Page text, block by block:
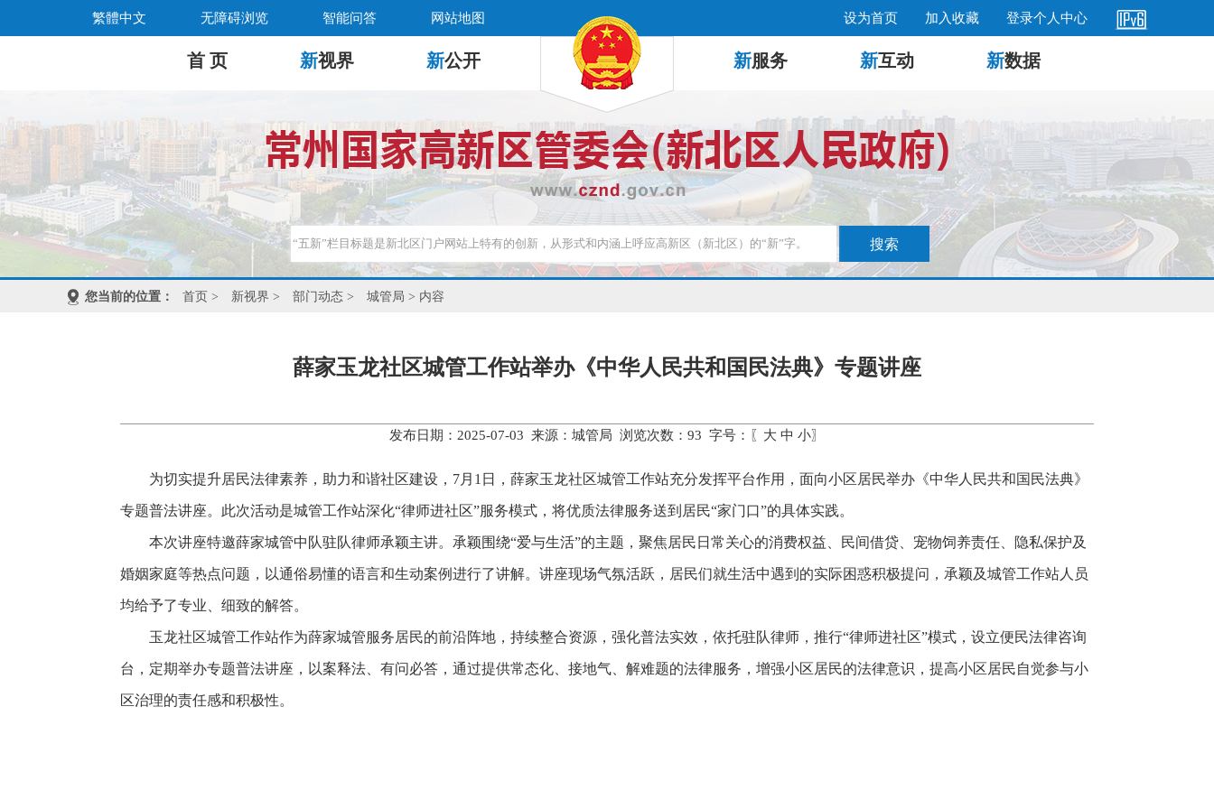
繁體中文 无障碍浏览 智能问答 网站地图 设为首页 加入收藏 登录个人中心
首 页 新视界 新公开 新服务 新互动 新数据
您当前的位置： 首页 > 新视界 > 部门动态 > 城管局 > 内容
薛家玉龙社区城管工作站举办《中华人民共和国民法典》专题讲座
发布日期：2025-07-03 来源：城管局 浏览次数： 93 字号：〖 大 中 小〗
为切实提升居民法律素养，助力和谐社区建设，7月1日，薛家玉龙社区城管工作站充分发挥平台作用，面向小区居民举办《中华人民共和国民法典》
专题普法讲座。此次活动是城管工作站深化“律师进社区”服务模式，将优质法律服务送到居民“家门口”的具体实践。
本次讲座特邀薛家城管中队驻队律师承颖主讲。承颖围绕“爱与生活”的主题，聚焦居民日常关心的消费权益、民间借贷、宠物饲养责任、隐私保护及
婚姻家庭等热点问题，以通俗易懂的语言和生动案例进行了讲解。讲座现场气氛活跃，居民们就生活中遇到的实际困惑积极提问，承颖及城管工作站人员
均给予了专业、细致的解答。
玉龙社区城管工作站作为薛家城管服务居民的前沿阵地，持续整合资源，强化普法实效，依托驻队律师，推行“律师进社区”模式，设立便民法律咨询
台，定期举办专题普法讲座，以案释法、有问必答，通过提供常态化、接地气、解难题的法律服务，增强小区居民的法律意识，提高小区居民自觉参与小
区治理的责任感和积极性。